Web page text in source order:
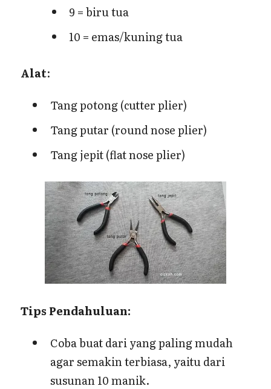
9 = biru tua
10 = emas/kuning tua
Alat:
Tang potong (cutter plier)
Tang putar (round nose plier)
Tang jepit (flat nose plier)
Tips Pendahuluan:
Coba buat dari yang paling mudah
agar semakin terbiasa, yaitu dari
susunan 10 manik.